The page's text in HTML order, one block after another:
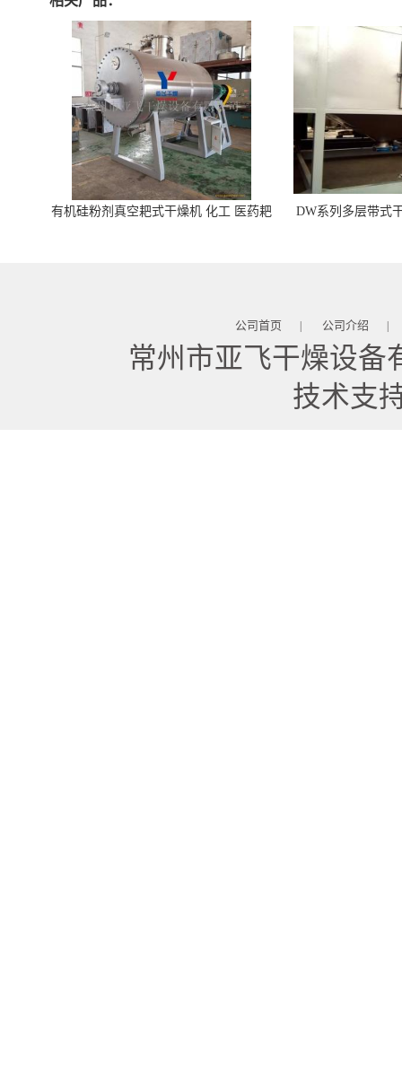
有机硅粉剂真空耙式干燥机 化工 医药耙
DW系列多层带式
公司首页 | 公司介绍 |
常州市亚飞干燥设备
技术支